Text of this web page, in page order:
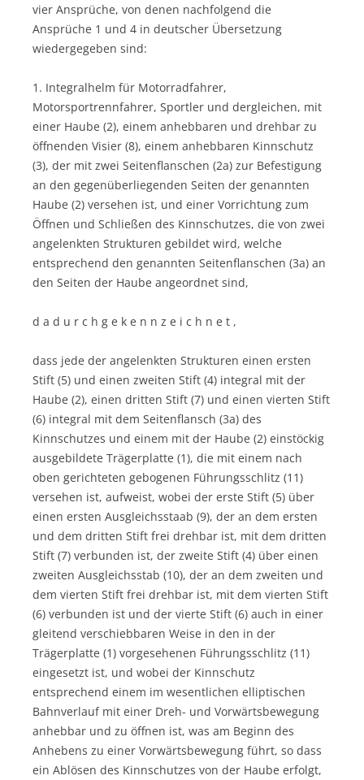
vier Ansprüche, von denen nachfolgend die
Ansprüche 1 und 4 in deutscher Übersetzung
wiedergegeben sind:
1. Integralhelm für Motorradfahrer,
Motorsportrennfahrer, Sportler und dergleichen, mit
einer Haube (2), einem anhebbaren und drehbar zu
öffnenden Visier (8), einem anhebbaren Kinnschutz
(3), der mit zwei Seitenflanschen (2a) zur Befestigung
an den gegenüberliegenden Seiten der genannten
Haube (2) versehen ist, und einer Vorrichtung zum
Öffnen und Schließen des Kinnschutzes, die von zwei
angelenkten Strukturen gebildet wird, welche
entsprechend den genannten Seitenflanschen (3a) an
den Seiten der Haube angeordnet sind,
d a d u r c h g e k e n n z e i c h n e t ,
dass jede der angelenkten Strukturen einen ersten
Stift (5) und einen zweiten Stift (4) integral mit der
Haube (2), einen dritten Stift (7) und einen vierten Stift
(6) integral mit dem Seitenflansch (3a) des
Kinnschutzes und einem mit der Haube (2) einstöckig
ausgebildete Trägerplatte (1), die mit einem nach
oben gerichteten gebogenen Führungsschlitz (11)
versehen ist, aufweist, wobei der erste Stift (5) über
einen ersten Ausgleichsstaab (9), der an dem ersten
und dem dritten Stift frei drehbar ist, mit dem dritten
Stift (7) verbunden ist, der zweite Stift (4) über einen
zweiten Ausgleichsstab (10), der an dem zweiten und
dem vierten Stift frei drehbar ist, mit dem vierten Stift
(6) verbunden ist und der vierte Stift (6) auch in einer
gleitend verschiebbaren Weise in den in der
Trägerplatte (1) vorgesehenen Führungsschlitz (11)
eingesetzt ist, und wobei der Kinnschutz
entsprechend einem im wesentlichen elliptischen
Bahnverlauf mit einer Dreh- und Vorwärtsbewegung
anhebbar und zu öffnen ist, was am Beginn des
Anhebens zu einer Vorwärtsbewegung führt, so dass
ein Ablösen des Kinnschutzes von der Haube erfolgt,